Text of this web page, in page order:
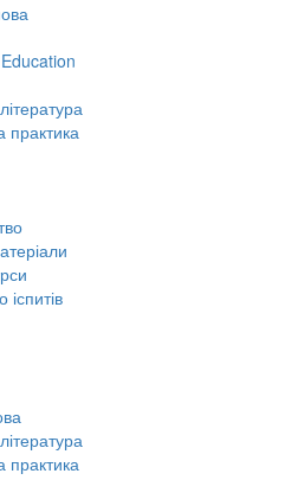
практика
іспитів
практика